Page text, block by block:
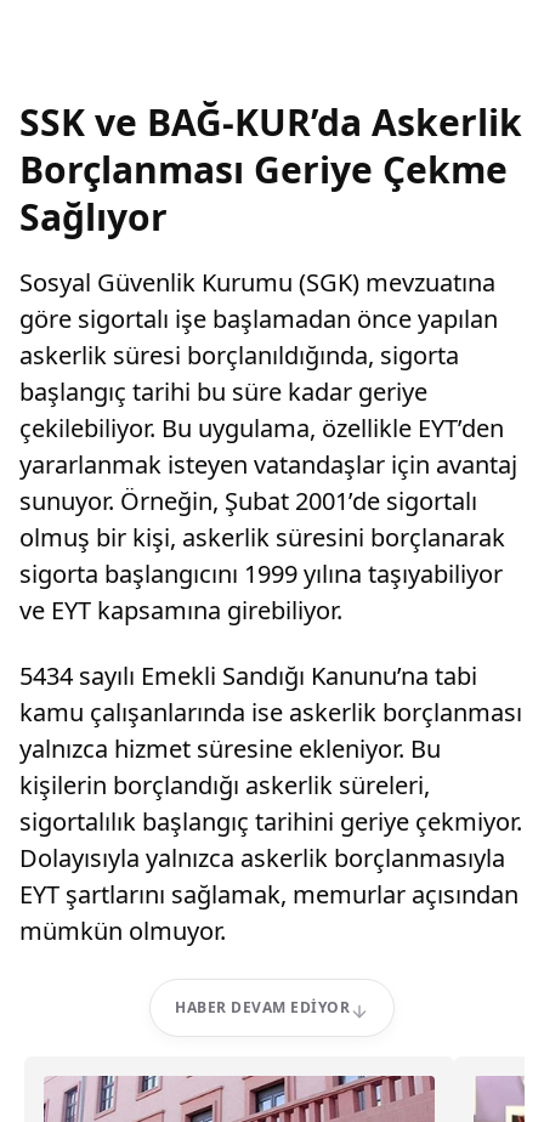
SSK ve BAĞ-KUR’da Askerlik
Borçlanması Geriye Çekme
Sağlıyor
Sosyal Güvenlik Kurumu (SGK) mevzuatına
göre sigortalı işe başlamadan önce yapılan
askerlik süresi borçlanıldığında, sigorta
başlangıç tarihi bu süre kadar geriye
çekilebiliyor. Bu uygulama, özellikle EYT’den
yararlanmak isteyen vatandaşlar için avantaj
sunuyor. Örneğin, Şubat 2001’de sigortalı
olmuş bir kişi, askerlik süresini borçlanarak
sigorta başlangıcını 1999 yılına taşıyabiliyor
ve EYT kapsamına girebiliyor.
5434 sayılı Emekli Sandığı Kanunu’na tabi
kamu çalışanlarında ise askerlik borçlanması
yalnızca hizmet süresine ekleniyor. Bu
kişilerin borçlandığı askerlik süreleri,
sigortalılık başlangıç tarihini geriye çekmiyor.
Dolayısıyla yalnızca askerlik borçlanmasıyla
EYT şartlarını sağlamak, memurlar açısından
mümkün olmuyor.
HABER DEVAM EDIYOR